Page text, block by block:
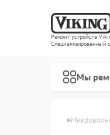
Ремонт устройств
Специализированный
Мы